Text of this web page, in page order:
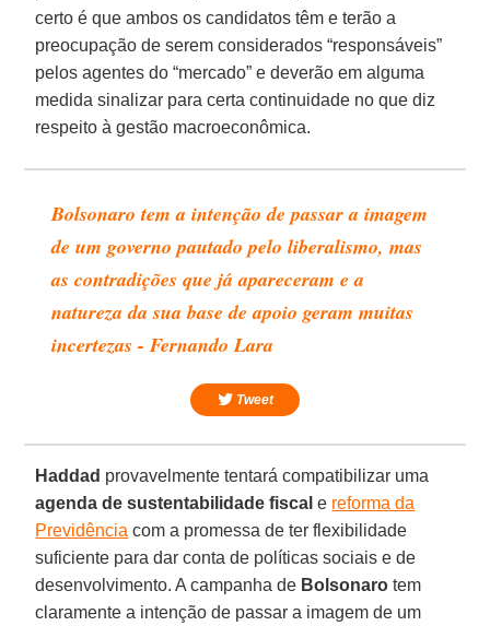
certo é que ambos os candidatos têm e terão a
preocupação de serem considerados “responsáveis”
pelos agentes do “mercado” e deverão em alguma
medida sinalizar para certa continuidade no que diz
respeito à gestão macroeconômica.
Bolsonaro tem a intenção de passar a imagem
de um governo pautado pelo liberalismo, mas
as contradições que já apareceram e a
natureza da sua base de apoio geram muitas
incertezas - Fernando Lara
Tweet
Haddad provavelmente tentará compatibilizar uma
agenda de sustentabilidade fiscal e reforma da
Previdência com a promessa de ter flexibilidade
suficiente para dar conta de políticas sociais e de
desenvolvimento. A campanha de Bolsonaro tem
claramente a intenção de passar a imagem de um